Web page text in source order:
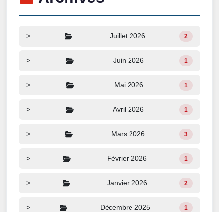
> Juillet 2026 2
> Juin 2026 1
> Mai 2026 1
> Avril 2026 1
> Mars 2026 3
> Février 2026 1
> Janvier 2026 2
> Décembre 2025 1